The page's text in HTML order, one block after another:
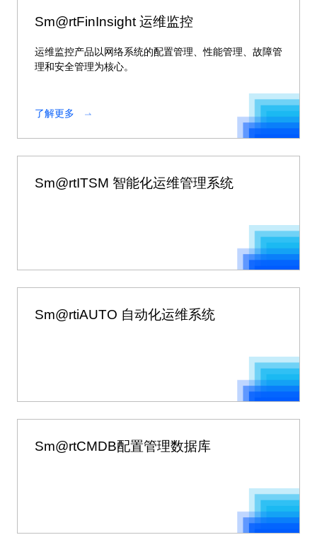
Sm@rtFinInsight 运维监控
运维监控产品以网络系统的配置管理、性能管理、故障管
理和安全管理为核心。
了解更多
Sm@rtITSM 智能化运维管理系统
Sm@rtiAUTO 自动化运维系统
Sm@rtCMDB配置管理数据库